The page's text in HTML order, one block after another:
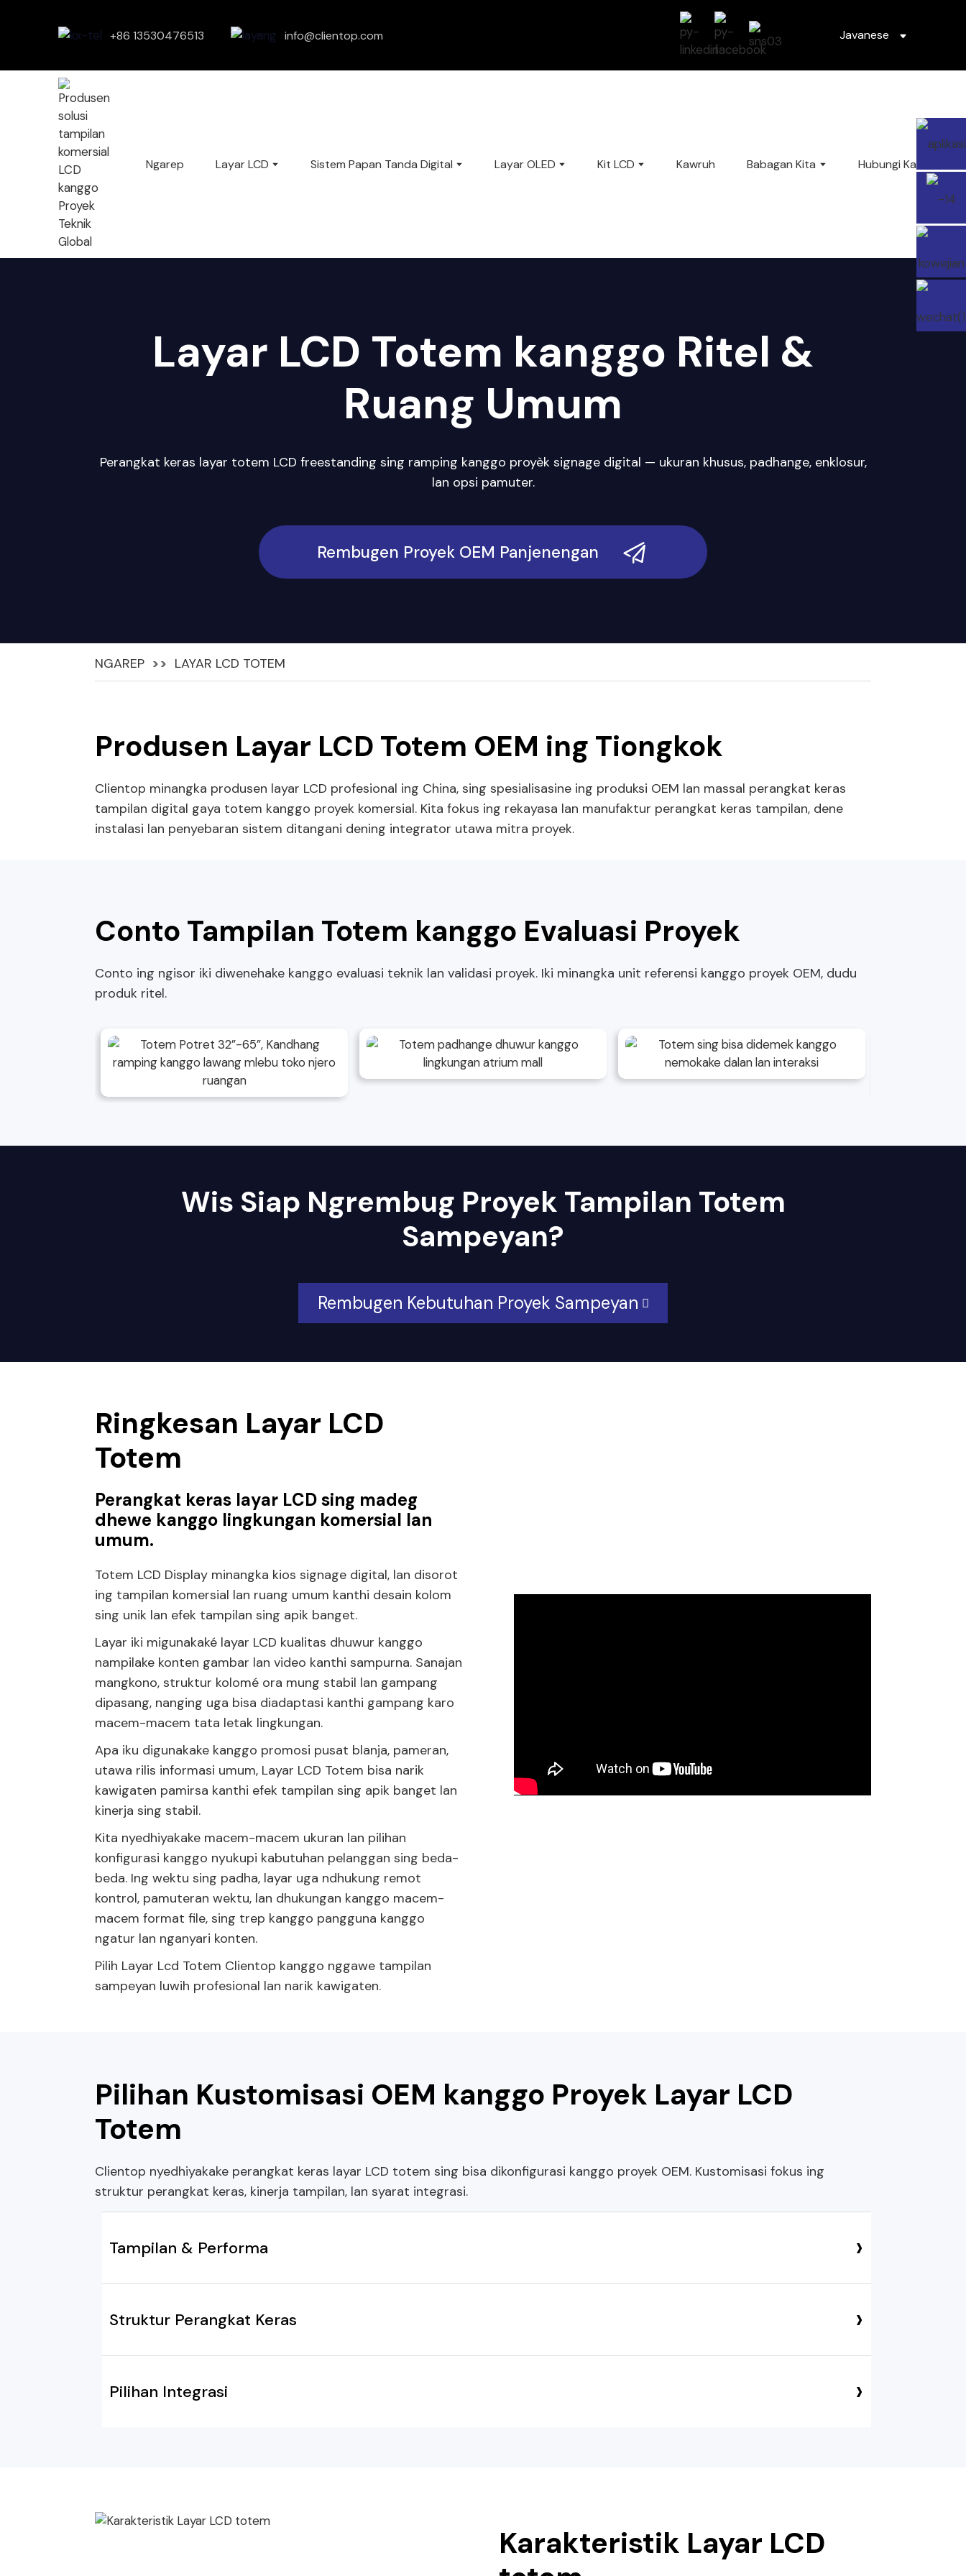
+86 13530476513 info@clientop.com Javanese
Ngarep Layar LCD Sistem Papan Tanda Digital Layar OLED Kit LCD Kawruh Babagan Kita Hubungi Kami
Layar LCD Totem kanggo Ritel &
Ruang Umum
Perangkat keras layar totem LCD freestanding sing ramping kanggo proyèk signage digital — ukuran khusus, padhange, enklosur,
lan opsi pamuter.
Rembugen Proyek OEM Panjenengan
NGAREP LAYAR LCD TOTEM
Produsen Layar LCD Totem OEM ing Tiongkok
Clientop minangka produsen layar LCD profesional ing China, sing spesialisasine ing produksi OEM lan massal perangkat keras
tampilan digital gaya totem kanggo proyek komersial. Kita fokus ing rekayasa lan manufaktur perangkat keras tampilan, dene
instalasi lan penyebaran sistem ditangani dening integrator utawa mitra proyek.
Conto Tampilan Totem kanggo Evaluasi Proyek
Conto ing ngisor iki diwenehake kanggo evaluasi teknik lan validasi proyek. Iki minangka unit referensi kanggo proyek OEM, dudu
produk ritel.
Wis Siap Ngrembug Proyek Tampilan Totem
Sampeyan?
Rembugen Kebutuhan Proyek Sampeyan
Ringkesan Layar LCD
Totem
Perangkat keras layar LCD sing madeg
dhewe kanggo lingkungan komersial lan
umum.
Totem LCD Display minangka kios signage digital, lan disorot
ing tampilan komersial lan ruang umum kanthi desain kolom
sing unik lan efek tampilan sing apik banget.
Layar iki migunakaké layar LCD kualitas dhuwur kanggo
nampilake konten gambar lan video kanthi sampurna. Sanajan
mangkono, struktur kolomé ora mung stabil lan gampang
dipasang, nanging uga bisa diadaptasi kanthi gampang karo
macem-macem tata letak lingkungan.
Apa iku digunakake kanggo promosi pusat blanja, pameran,
utawa rilis informasi umum, Layar LCD Totem bisa narik
kawigaten pamirsa kanthi efek tampilan sing apik banget lan
kinerja sing stabil.
Kita nyedhiyakake macem-macem ukuran lan pilihan
konfigurasi kanggo nyukupi kabutuhan pelanggan sing beda-
beda. Ing wektu sing padha, layar uga ndhukung remot
kontrol, pamuteran wektu, lan dhukungan kanggo macem-
macem format file, sing trep kanggo pangguna kanggo
ngatur lan nganyari konten.
Pilih Layar Lcd Totem Clientop kanggo nggawe tampilan
sampeyan luwih profesional lan narik kawigaten.
Pilihan Kustomisasi OEM kanggo Proyek Layar LCD
Totem
Clientop nyedhiyakake perangkat keras layar LCD totem sing bisa dikonfigurasi kanggo proyek OEM. Kustomisasi fokus ing
struktur perangkat keras, kinerja tampilan, lan syarat integrasi.
Tampilan & Performa ›
Struktur Perangkat Keras ›
Pilihan Integrasi ›
Karakteristik Layar LCD